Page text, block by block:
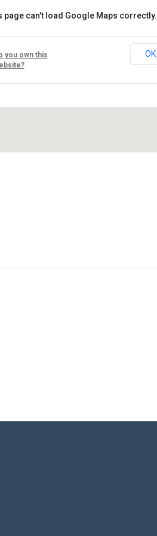
Művelődési ház
Fő út 8 - Nagyréde
Események
page can't load Google Maps correctly.
you own this
OK